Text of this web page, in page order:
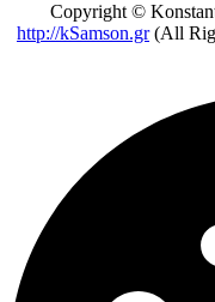
Copyright ©
http://kSamson.gr(All